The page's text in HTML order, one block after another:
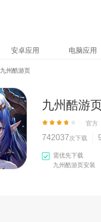
安卓应用 电脑应用
九州酷游页
九州酷游
官方
742037次下载
需优先下载
九州酷游页安装